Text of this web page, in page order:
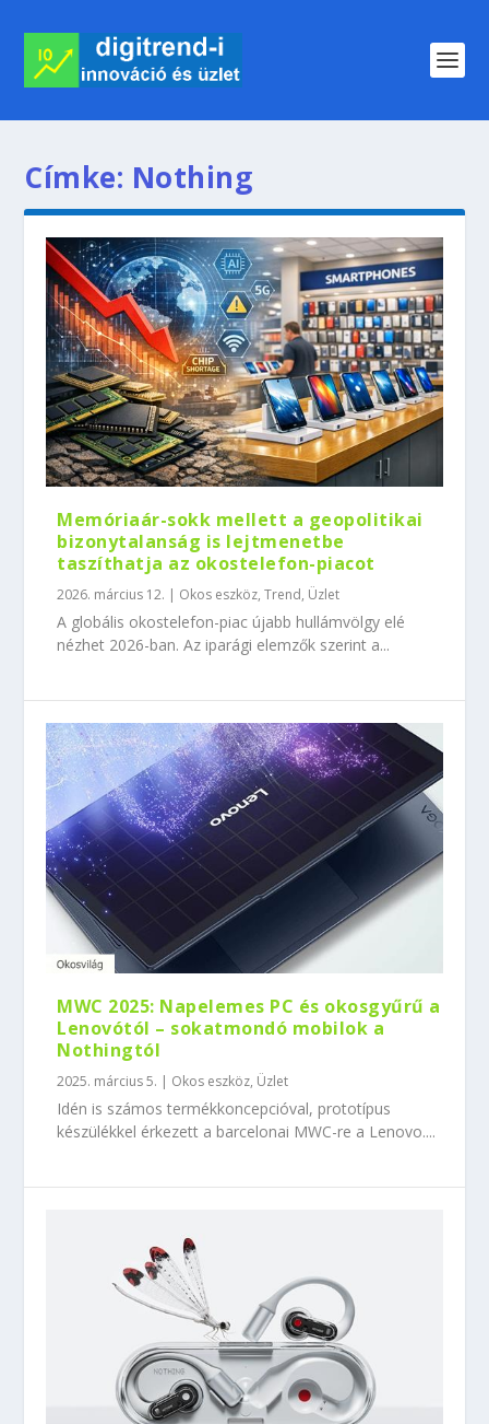
Címke: Nothing
Memóriaár-sokk mellett a geopolitikai
bizonytalanság is lejtmenetbe
taszíthatja az okostelefon-piacot
2026. március 12. | Okos eszköz,Trend, Üzlet
A globális okostelefon-piac újabb hullámvölgy elé
nézhet 2026-ban. Az iparági elemzők szerint a...
MWC 2025: Napelemes PC és okosgyűrű a
Lenovótól – sokatmondó mobilok a
Nothingtól
2025. március 5. | Okos eszköz, Üzlet
Idén is számos termékkoncepcióval, prototípus
készülékkel érkezett a barcelonai MWC-re a Lenovo....